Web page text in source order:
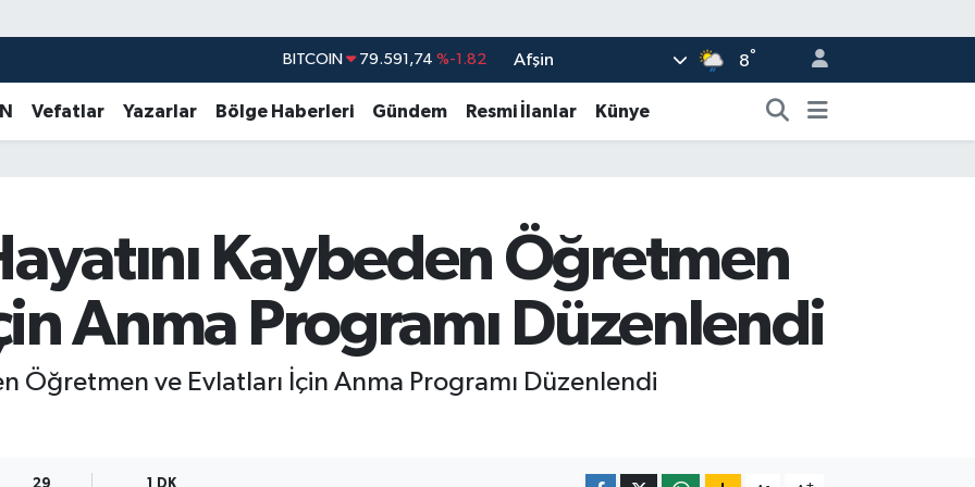
DOLAR 45,43620 %0.02
STERLİN 61,60380 %0.18
BITCOIN 79.591,74 %-1.82
Afşin 8°
Vefatlar Yazarlar Bölge Haberleri Gündem Resmi İlanlar Künye
Kaybeden Öğretmen
Anma Programı Düzenlendi
Öğretmen ve Evlatları İçin Anma Programı Düzenlendi
29 1 DK